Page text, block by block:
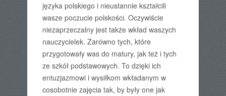
języka polskiego i nieustannie kształcili
wasze poczucie polskości. Oczywiście
niezaprzeczalny jest także wkład waszych
nauczycielek. Zarówno tych, które
przygotowały was do matury, jak też i tych
ze szkół podstawowych. To dzięki ich
entuzjazmowi i wysiłkom wkładanym w
cosobotnie zajęcia tak, by były one jak